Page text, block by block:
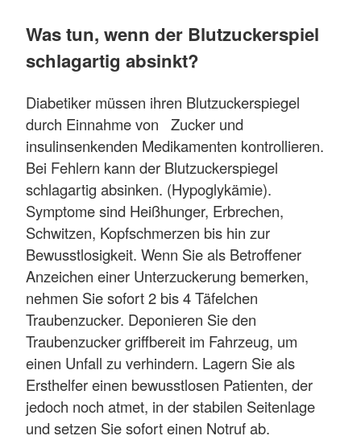
Was tun, wenn der Blutzuckerspiel
schlagartig absinkt?
Diabetiker müssen ihren Blutzuckerspiegel
durch Einnahme von Zucker und
insulinsenkenden Medikamenten kontrollieren.
Bei Fehlern kann der Blutzuckerspiegel
schlagartig absinken. (Hypoglykämie).
Symptome sind Heißhunger, Erbrechen,
Schwitzen, Kopfschmerzen bis hin zur
Bewusstlosigkeit. Wenn Sie als Betroffener
Anzeichen einer Unterzuckerung bemerken,
nehmen Sie sofort 2 bis 4 Täfelchen
Traubenzucker. Deponieren Sie den
Traubenzucker griffbereit im Fahrzeug, um
einen Unfall zu verhindern. Lagern Sie als
Ersthelfer einen bewusstlosen Patienten, der
jedoch noch atmet, in der stabilen Seitenlage
und setzen Sie sofort einen Notruf ab.